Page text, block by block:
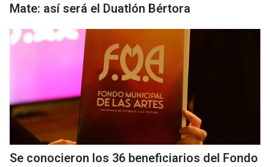
Mate: así será el Duatlón Bértora
Se conocieron los 36 beneficiarios del Fondo